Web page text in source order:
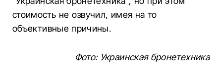
стоимость не озвучил, имея на то
объективные причины.
Фото: Украинская бронетехника